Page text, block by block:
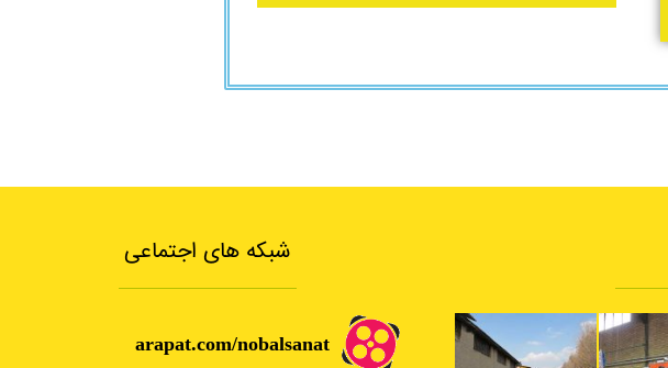
شبکه های اجتماعی
arapat.com/nobalsanat